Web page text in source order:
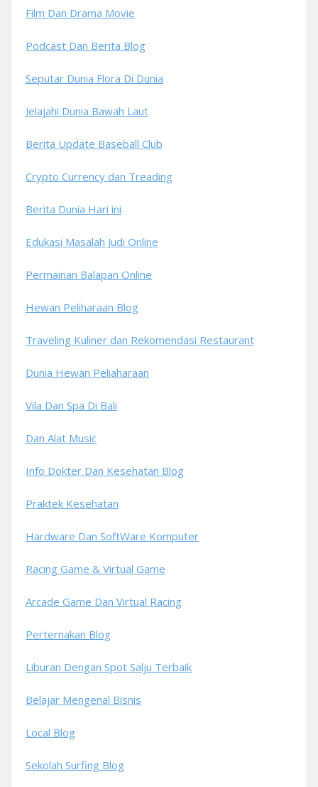
Film Dan Drama Movie
Podcast Dan Berita Blog
Seputar Dunia Flora Di Dunia
Jelajahi Dunia Bawah Laut
Berita Update Baseball Club
Crypto Currency dan Treading
Berita Dunia Hari ini
Edukasi Masalah Judi Online
Permainan Balapan Online
Hewan Peliharaan Blog
Traveling Kuliner dan Rekomendasi Restaurant
Dunia Hewan Peliaharaan
Vila Dan Spa Di Bali
Dan Alat Music
Info Dokter Dan Kesehatan Blog
Praktek Kesehatan
Hardware Dan SoftWare Komputer
Racing Game & Virtual Game
Arcade Game Dan Virtual Racing
Perternakan Blog
Liburan Dengan Spot Salju Terbaik
Belajar Mengenal Bisnis
Local Blog
Sekolah Surfing Blog